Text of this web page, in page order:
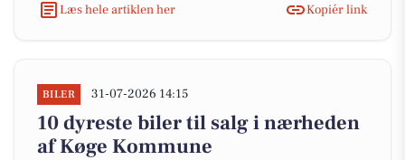
Læs hele artiklen her
Kopiér link
BILER 31-07-2026 14:15
10 dyreste biler til salg i nærheden
af Køge Kommune